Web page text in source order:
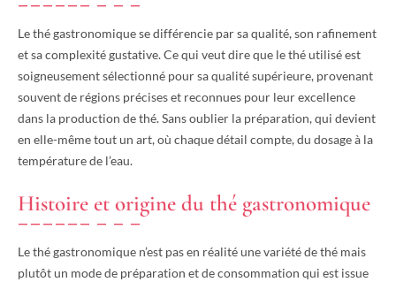
Le thé gastronomique se différencie par sa qualité, son rafinement
et sa complexité gustative. Ce qui veut dire que le thé utilisé est
soigneusement sélectionné pour sa qualité supérieure, provenant
souvent de régions précises et reconnues pour leur excellence
dans la production de thé. Sans oublier la préparation, qui devient
en elle-même tout un art, où chaque détail compte, du dosage à la
température de l’eau.
Histoire et origine du thé gastronomique
Le thé gastronomique n’est pas en réalité une variété de thé mais
plutôt un mode de préparation et de consommation qui est issue